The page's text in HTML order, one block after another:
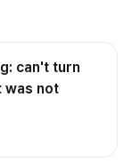
can't turn
was not